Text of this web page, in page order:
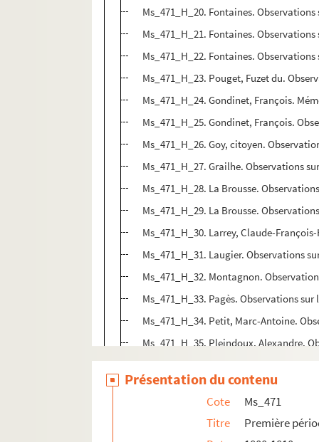
Ms_471_H_20. Fontaines.
Ms_471_H_21. Fontaines. Observations
Ms_471_H_22. Fontaines.
Ms_471_H_23. Pouget, Fuzet du.
Ms_471_H_24. Gondinet, François.
Ms_471_H_25. Gondinet, François.
Ms_471_H_26. Goy, citoyen.
Ms_471_H_27. Grailhe. Observations
Ms_471_H_28. La Brousse.
Ms_471_H_29. La Brousse.
Ms_471_H_30. Larrey, Claude-
Ms_471_H_31. Laugier. Observations
Ms_471_H_32. Montagnon.
Ms_471_H_33. Pagès. Observations
Ms_471_H_34. Petit, Marc-Antoine.
Ms_471_H_35. Pleindoux, Alexandre.
Ms_471_H_36. Puaux. Observations
Ms_471_H_37. Py, docteur. Histoire
Ms_471_H_38. Revolat.
Ms_471_H_39. Richard, médecin à
Présentation du contenu
Cote
Ms_471
Titre
Première